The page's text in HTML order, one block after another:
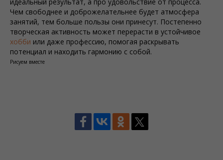
Чем свободнее и доброжелательнее будет атмосфера
занятий, тем больше пользы они принесут. Постепенно
творческая активность может перерасти в устойчивое
хобби или даже профессию, помогая раскрывать
потенциал и находить гармонию с собой.
Рисуем вместе